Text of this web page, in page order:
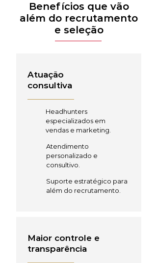
Benefícios que vão
além do recrutamento
e seleção
Atuação
consultiva
Headhunters
especializados em
vendas e marketing.
Atendimento
personalizado e
consultivo.
Suporte estratégico para
além do recrutamento.
Maior controle e
transparência